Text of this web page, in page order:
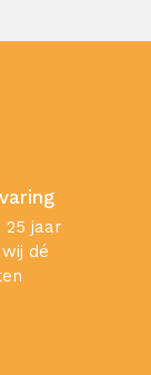
25 jaar
dé